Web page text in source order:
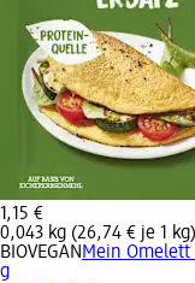
1,15 €
0,043 kg (26,74 € je 1 kg)
BIOVEGAN Mein Omelett
g